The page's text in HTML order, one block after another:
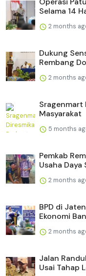
Selama 14
2 months
Dukung
Rembang
2 months
Sragenmart
Masyarakat
5 months
Pemkab
Usaha Daya
2 months
BPD di
Ekonomi
2 months
Jalan
Usai Tahap